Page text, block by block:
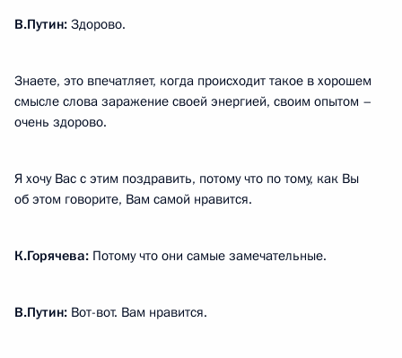
В.Путин: Здорово.
Знаете, это впечатляет, когда происходит такое в хорошем
смысле слова заражение своей энергией, своим опытом –
очень здорово.
Я хочу Вас с этим поздравить, потому что по тому, как Вы
об этом говорите, Вам самой нравится.
К.Горячева: Потому что они самые замечательные.
В.Путин: Вот-вот. Вам нравится.